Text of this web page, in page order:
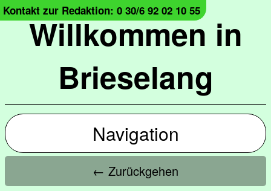
Willkommen in
Brieselang
Kontakt zur Redaktion: 0 30/6 92 02 10 55
Navigation
← Zurückgehen